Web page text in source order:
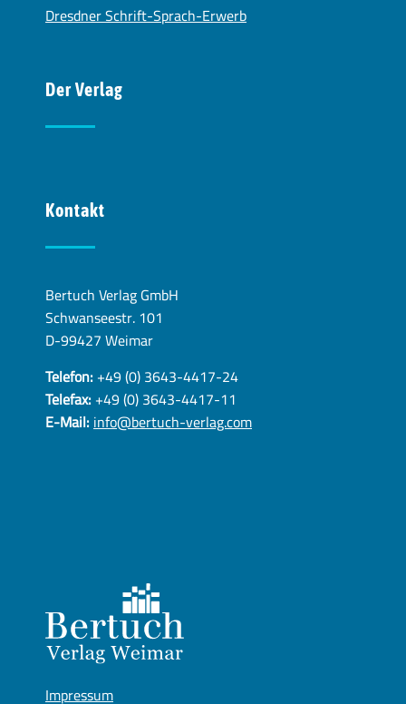
Dresdner Schrift-Sprach-Erwerb
Der Verlag
Kontakt
Bertuch Verlag GmbH
Schwanseestr. 101
D-99427 Weimar
Telefon:+49 (0) 3643-4417-24
Telefax:+49 (0) 3643-4417-11
E-Mail:info@bertuch-verlag.com
Impressum